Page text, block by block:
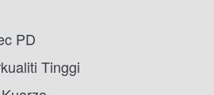
PD
Tinggi